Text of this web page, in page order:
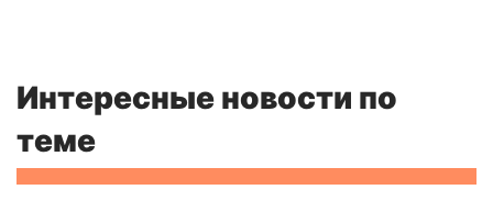
Интересные новости по
теме